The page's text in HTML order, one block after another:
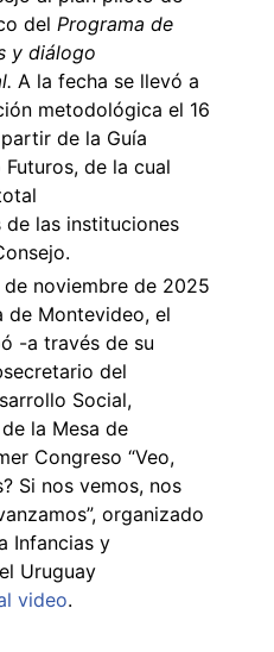
del Programa de
y diálogo
A la fecha se llevó a
metodológica el 16
de la Guía
de la cual
las instituciones
noviembre de 2025
de Montevideo, el
-a través de su
del
Social,
la Mesa de
Congreso “Veo,
Si nos vemos, nos
organizado
Infancias y
Uruguay
video.